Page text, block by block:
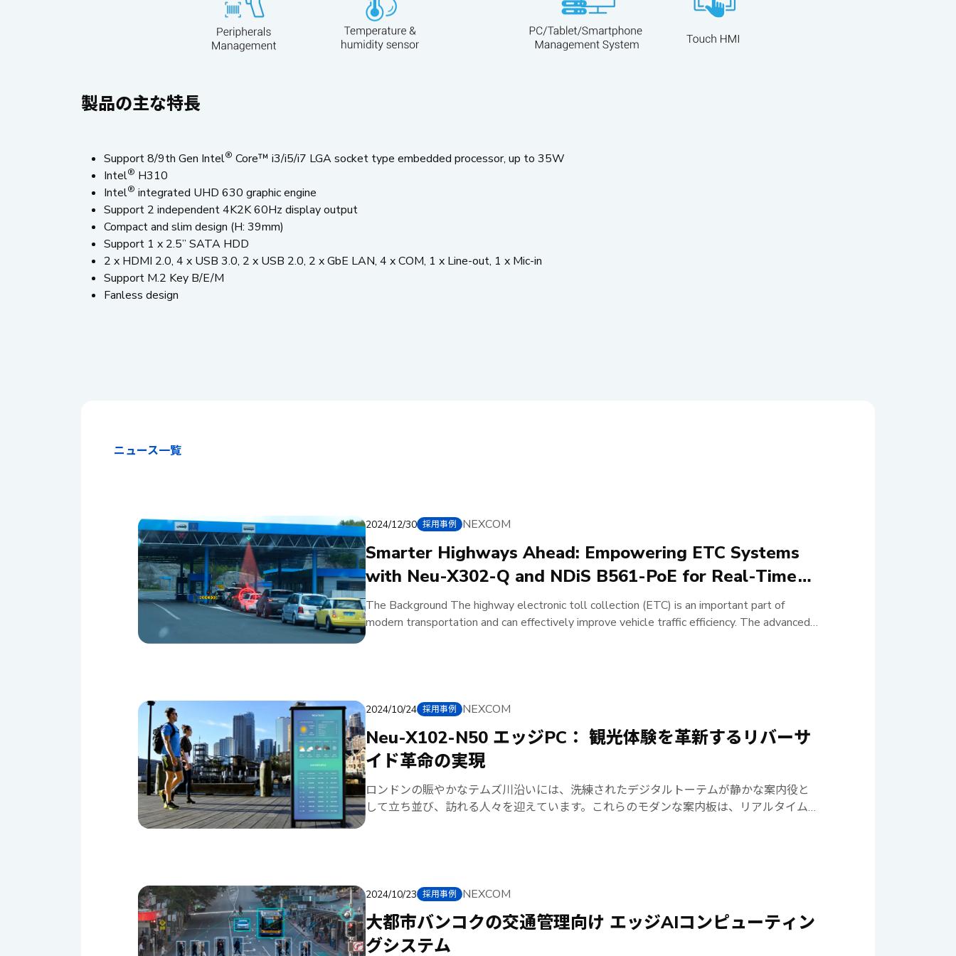
製品の主な特長
Support 8/9th Gen Intel® Core™ i3/i5/i7 LGA socket type embedded processor, up to 35W
Intel® H310
Intel® integrated UHD 630 graphic engine
Support 2 independent 4K2K 60Hz display output
Compact and slim design (H: 39mm)
Support 1 x 2.5” SATA HDD
2 x HDMI 2.0, 4 x USB 3.0, 2 x USB 2.0, 2 x GbE LAN, 4 x COM, 1 x Line-out, 1 x Mic-in
Support M.2 Key B/E/M
Fanless design
ニュース一覧
2024/12/30 採用事例 NEXCOM
Smarter Highways Ahead: Empowering ETC Systems
with Neu-X302-Q and NDiS B561-PoE for Real-Time
Tolling and Vehicle Monitoring
The Background The highway electronic toll collection (ETC) is an important part of
modern transportation and can effectively improve vehicle traffic efficiency. The advanced
Solution Overview The ETC system was built using Neu-X302-Q as the main computing
device and NDiS B561-PoE to control the ETC gate and also capture the images through
PoE camera. These devices collaborated to deliver robust, real-time data analysis,
enabling effective toll management and monitoring. Neu-X302-Q The Neu-X302-
comparisons, and triggering alerts for unauthorized vehicles. Its fanless design,
Intel® 8th/9th Core™ processor, and high I/O expandability made it ideal for 24/7
ETC lane and immediately communicates with the Neu-X302-Q to process the data. Its
advanced graphics support allowed seamless real-time visualization, and the PoE
functionality significantly reduced wiring complexity by delivering both data and power
through a single cable. Its rugged design ensured uninterrupted operations in extreme
2024/10/24 採用事例 NEXCOM
Neu-X102-N50 エッジPC： 観光体験を革新するリバーサ
イド革命の実現
ロンドンの賑やかなテムズ川沿いには、洗練されたデジタルトーテムが静かな案内役と
して立ち並び、訪れる人々を迎えています。これらのモダンな案内板は、リアルタイム
らしています。その外観は地域の美観に合わせて異なるものの、中核を担うのは、
NEXCOMの強力なエッジコンピューティングシステム、Neu-X102-N50です。 これら
のトーテムの中心には、屋外用途向けに特化した優れた技術が組み込まれています。
Neu-X102-N50 は、Intel® Processor N50と最大16GB のRAMを搭載しており、厳しい
2024/10/23 採用事例 NEXCOM
大都市バンコクの交通管理向け エッジAIコンピューティン
グシステム